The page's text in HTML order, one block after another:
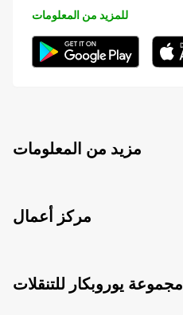
للمزيد من المعلومات
مزيد من المعلومات
مركز أعمال
مجموعة يوروبكار للتنقلات